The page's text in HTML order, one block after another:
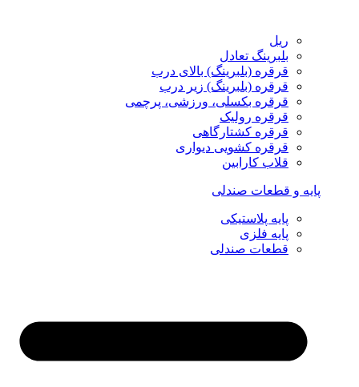
ریل
بلبرینگ تعادل
قرقره (بلبرینگ) بالای درب
قرقره (بلبرینگ) زیر درب
قرقره بکسلی، ورزشی، پرچمی
قرقره رولیک
قرقره کشتارگاهی
قرقره کشویی دیواری
قلاب کارابین
پایه و قطعات صندلی
پایه پلاستیکی
پایه فلزی
قطعات صندلی